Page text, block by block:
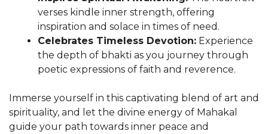
verses kindle inner strength, offering
inspiration and solace in times of need.
Celebrates Timeless Devotion: Experience
the depth of bhakti as you journey through
poetic expressions of faith and reverence.
Immerse yourself in this captivating blend of art and
spirituality, and let the divine energy of Mahakal
guide your path towards inner peace and